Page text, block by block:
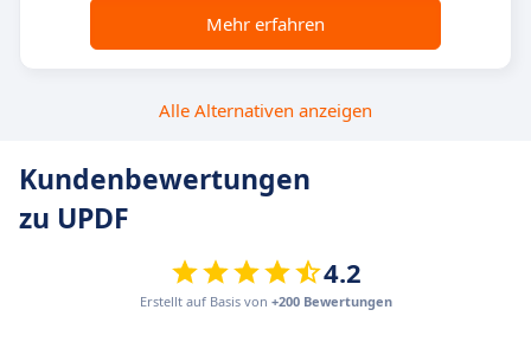
Mehr erfahren
Alle Alternativen anzeigen
Kundenbewertungen
zu UPDF
4.2
Erstellt auf Basis von +200 Bewertungen